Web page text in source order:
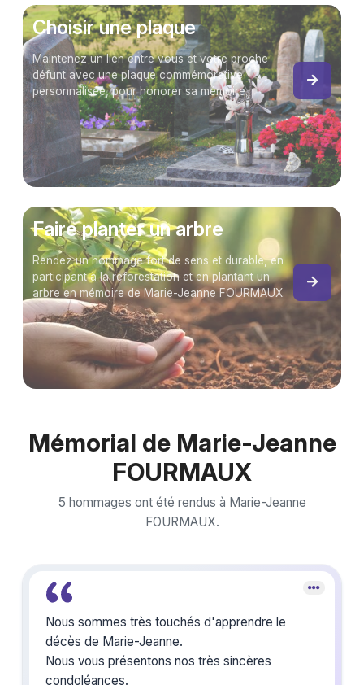
Choisir une plaque
Maintenez un lien entre vous et votre proche
défunt avec une plaque commémorative
personnalisée, pour honorer sa mémoire.
Faire planter un arbre
Rendez un hommage fort de sens et durable, en
participant à la reforestation et en plantant un
arbre en mémoire de Marie-Jeanne FOURMAUX.
Mémorial de Marie-Jeanne
FOURMAUX
5 hommages ont été rendus à Marie-Jeanne
FOURMAUX.
Nous sommes très touchés d'apprendre le
décès de Marie-Jeanne.
Nous vous présentons nos très sincères
condoléances.